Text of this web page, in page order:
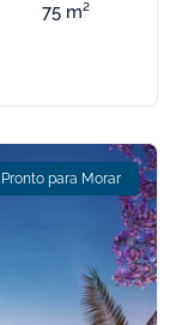
75 m²
Pronto para Morar